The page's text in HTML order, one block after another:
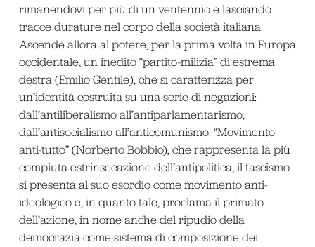
rimanendovi per più di un ventennio e lasciando
tracce durature nel corpo della società italiana.
Ascende allora al potere, per la prima volta in Europa
occidentale, un inedito “partito-milizia” di estrema
destra (Emilio Gentile), che si caratterizza per
un’identità costruita su una serie di negazioni:
dall’antiliberalismo all’antiparlamentarismo,
dall’antisocialismo all’anticomunismo. “Movimento
anti-tutto” (Norberto Bobbio), che rappresenta la più
compiuta estrinsecazione dell’antipolitica, il fascismo
si presenta al suo esordio come movimento anti-
ideologico e, in quanto tale, proclama il primato
dell’azione, in nome anche del ripudio della
democrazia come sistema di composizione dei